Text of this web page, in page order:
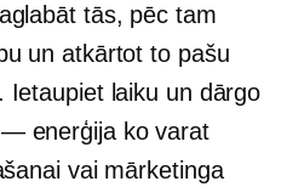
tās, pēc tam
un atkārtot to pašu
Ietaupiet laiku un dārgo
— enerģijako varat
vai mārketinga